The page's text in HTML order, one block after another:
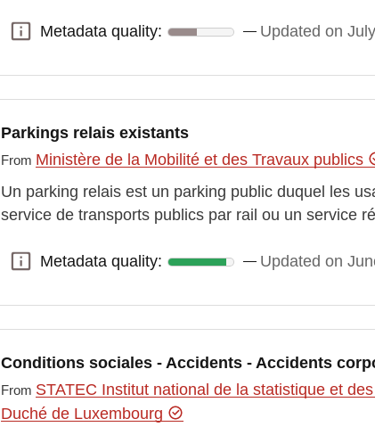
Metadata quality:
Metadata quality: Updated on
Parkings relais existants
From Ministère de la Mobilité et des Travaux publics
Un parking relais est un parking public duquel les
service de transports publics par rail ou un service
Metadata quality:
Metadata quality: Updated on
Conditions sociales - Accidents - Accidents
From STATEC Institut national de la statistique et
Duché de Luxembourg